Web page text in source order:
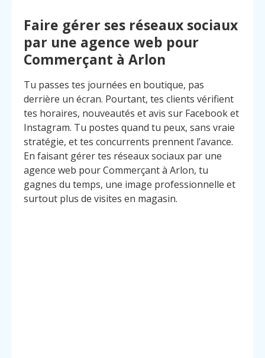
Faire gérer ses réseaux sociaux
par une agence web pour
Commerçant à Arlon
Tu passes tes journées en boutique, pas
derrière un écran. Pourtant, tes clients vérifient
tes horaires, nouveautés et avis sur Facebook et
Instagram. Tu postes quand tu peux, sans vraie
stratégie, et tes concurrents prennent l’avance.
En faisant gérer tes réseaux sociaux par une
agence web pour Commerçant à Arlon, tu
gagnes du temps, une image professionnelle et
surtout plus de visites en magasin.